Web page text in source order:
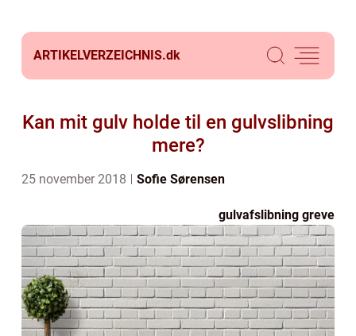
ARTIKELVERZEICHNIS.dk
Kan mit gulv holde til en gulvslibning
mere?
25 november 2018 Sofie Sørensen
gulvafslibning greve